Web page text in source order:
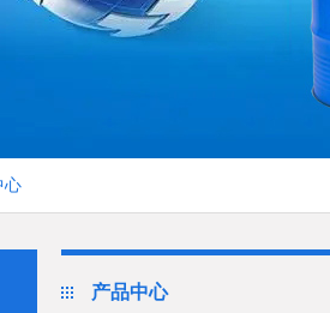
心
产品中心